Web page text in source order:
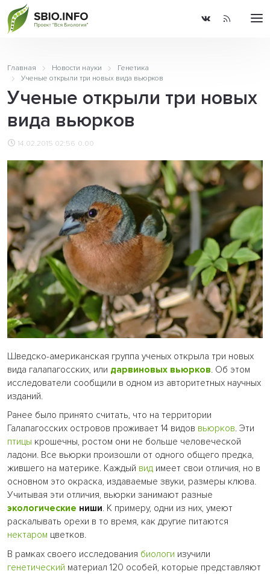
Главная Новости науки
Генетика
Ученые открыли три новых вида вьюрков
Ученые открыли три новых
вида вьюрков
14.02.2015 02:56 0.00
Шведско-американская группа ученых открыла три новых
вида галапагосских, или дарвиновых вьюрков. Об этом
исследователи сообщили в одном из авторитетных научных
изданий.
Ранее было принято считать, что на территории
Галапагосских островов проживает 14 видов вьюрков. Эти
птицы крошечны, ростом они не больше человеческой
ладони. Все вьюрки произошли от одного общего предка,
жившего на материке. Каждый вид имеет свои отличия, но в
основном это окраска, издаваемые звуки, размеры клюва.
Учитывая эти отличия, вьюрки занимают разные
экологические ниши. К примеру, одни из них, умеют
раскалывать орехи в то время, как другие питаются
нектаром цветков.
В рамках своего исследования биологи изучили
генетический материал 120 особей, которые представляют